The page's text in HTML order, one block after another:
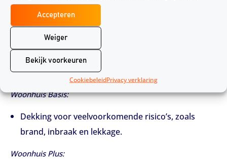
Accepteren
Weiger
Bekijk voorkeuren
CookiebeleidPrivacy verklaring
De Zeeuwse vergoed schade als gevolg van een
plotselinge en onvoorziene gebeurtenis aan uw
verzekerde woning. Alleen bij schade door storm geldt
een eigen risico van € 250,- per gebeurtenis. Je hebt de
keuze tussen de Basis- of Plus-dekking.
Woonhuis Basis:
Dekking voor veelvoorkomende risico’s, zoals
brand, inbraak en lekkage.
Woonhuis Plus: